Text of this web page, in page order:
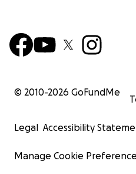
© 2010-2026 GoFundMe
Legal Accessibility
Manage Cookie